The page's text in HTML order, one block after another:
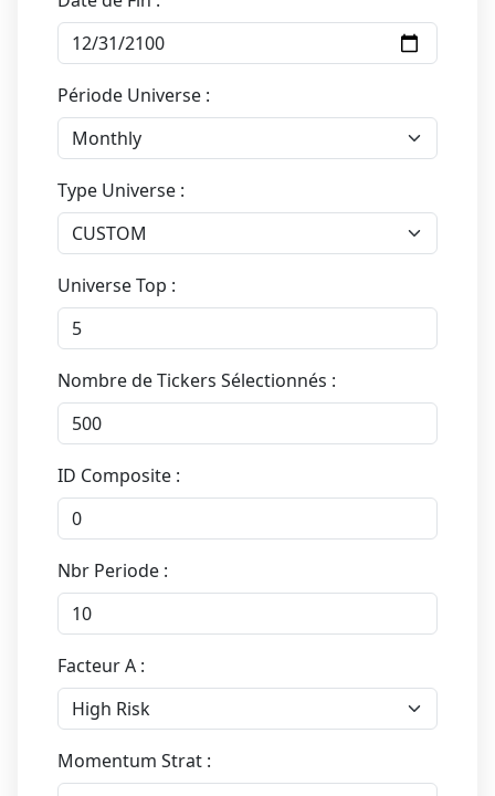
Période Universe :
Type Universe :
Universe Top :
Nombre de Tickers Sélectionnés :
ID Composite :
Nbr Periode :
Facteur A :
Momentum Strat :